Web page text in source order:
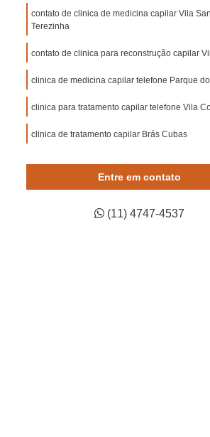
Mesoterapia para o Couro Cabeludo
Mesoterapia Queda de Cabelo
Microagulhamento Capilar
Microagulhamento no Couro
Microagulhamento para Cabelo Lapa
Cabelo Mogi das Cruzes
Microagulhamento para Crescimento
Prp no Couro Cabeludo
Calvicie
Capilar
contato de clinica de medicina capilar Vila
Terezinha
contato de clinica para reconstrução capilar
clinica de medicina capilar telefone Parque
clinica para tratamento capilar telefone Vila
clinica de tratamento capilar Brás Cubas
Entre em contato
(11) 4747-4537